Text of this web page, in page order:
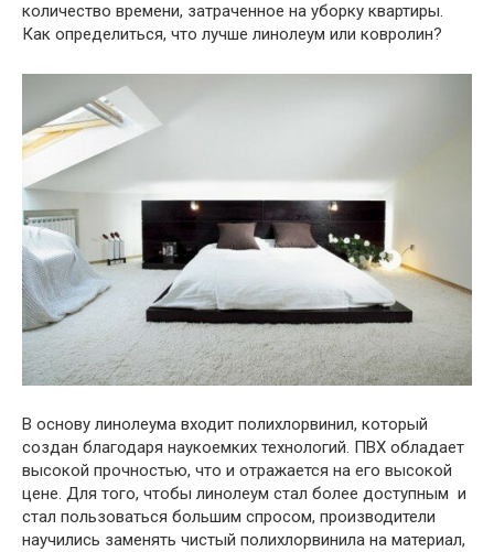
количество времени, затраченное на уборку квартиры.
Как определиться, что лучше линолеум или ковролин?
В основу линолеума входит полихлорвинил, который
создан благодаря наукоемких технологий. ПВХ обладает
высокой прочностью, что и отражается на его высокой
цене. Для того, чтобы линолеум стал более доступным и
стал пользоваться большим спросом, производители
научились заменять чистый полихлорвинила на материал,